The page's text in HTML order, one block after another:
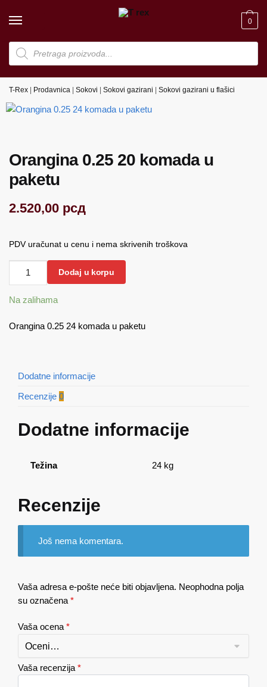
Products
search
0
T-Rex Prodavnica Sokovi Sokovi gazirani Sokovi gazirani u flašici
Orangina 0.25 20 komada u
paketu
2.520,00 рсд
PDV uračunat u cenu i nema skrivenih troškova
Orangina
20
u
Dodaj u korpu
Na zalihama
Orangina 0.25 24 komada u paketu
Dodatne informacije
Recenzije 0
Dodatne informacije
Težina 24 kg
Recenzije
Još nema komentara.
Vaša adresa e-pošte neće biti objavljena. Neophodna polja
su označena *
Vaša ocena *
Vaša recenzija *